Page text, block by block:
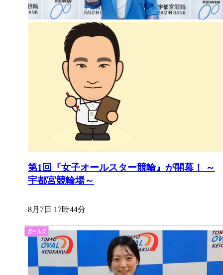
第1回『女子オールスター競輪』が開幕！ ～
宇都宮競輪場～
8月7日 17時44分